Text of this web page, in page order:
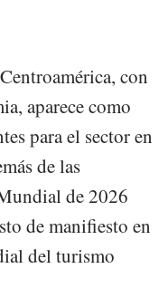
con
aparece como
para el sector en
de las
de 2026
de manifiesto en
del turismo